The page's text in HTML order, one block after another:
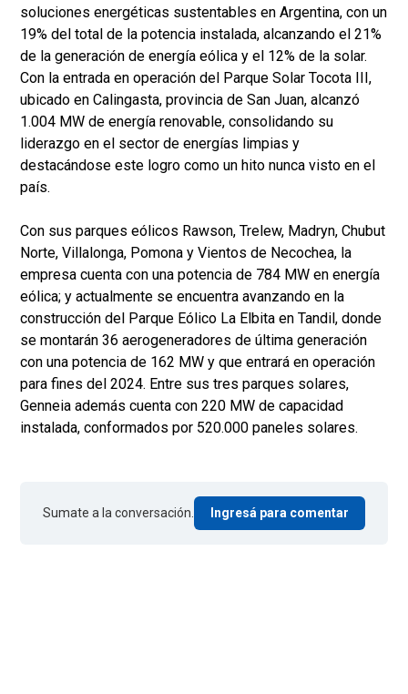
soluciones energéticas sustentables en Argentina, con un
19% del total de la potencia instalada, alcanzando el 21%
de la generación de energía eólica y el 12% de la solar.
Con la entrada en operación del Parque Solar Tocota III,
ubicado en Calingasta, provincia de San Juan, alcanzó
1.004 MW de energía renovable, consolidando su
liderazgo en el sector de energías limpias y
destacándose este logro como un hito nunca visto en el
país.
Con sus parques eólicos Rawson, Trelew, Madryn, Chubut
Norte, Villalonga, Pomona y Vientos de Necochea, la
empresa cuenta con una potencia de 784 MW en energía
eólica; y actualmente se encuentra avanzando en la
construcción del Parque Eólico La Elbita en Tandil, donde
se montarán 36 aerogeneradores de última generación
con una potencia de 162 MW y que entrará en operación
para fines del 2024. Entre sus tres parques solares,
Genneia además cuenta con 220 MW de capacidad
instalada, conformados por 520.000 paneles solares.
Sumate a la conversación. Ingresá para comentar